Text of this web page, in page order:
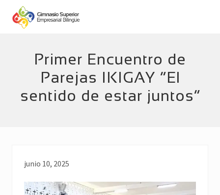
Primer Encuentro de
Parejas IKIGAY “El
sentido de estar juntos”
junio 10, 2025